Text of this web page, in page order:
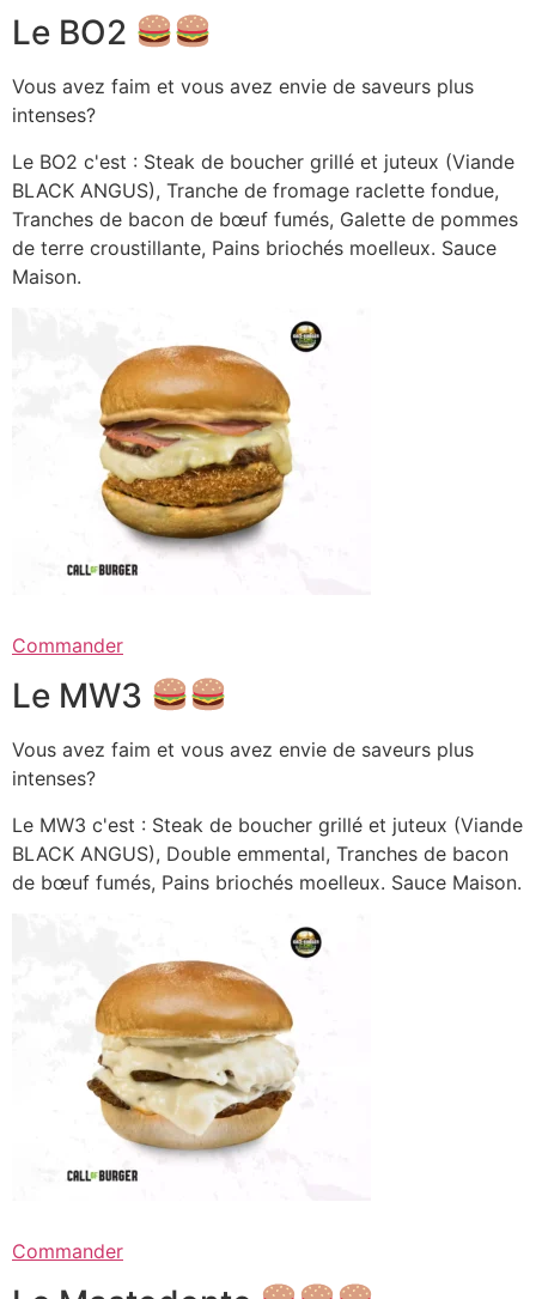
Le BO2
Vous avez faim et vous avez envie de saveurs plus
intenses?
Le BO2 c'est : Steak de boucher grillé et juteux (Viande
BLACK ANGUS), Tranche de fromage raclette fondue,
Tranches de bacon de bœuf fumés, Galette de pommes
de terre croustillante, Pains briochés moelleux. Sauce
Maison.
Commander
Le MW3
Vous avez faim et vous avez envie de saveurs plus
intenses?
Le MW3 c'est : Steak de boucher grillé et juteux (Viande
BLACK ANGUS), Double emmental, Tranches de bacon
de bœuf fumés, Pains briochés moelleux. Sauce Maison.
Commander